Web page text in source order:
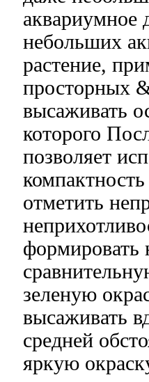
аквариумное
небольших
растение,
просторных
высаживать
которого
позволяет
отметить
формировать
зеленую
высаживать
средней
яркую